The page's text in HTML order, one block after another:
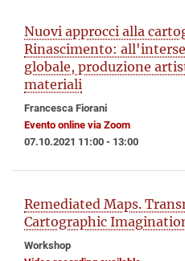
Nuovi approcci alla
Rinascimento:
globale, produzione
materiali
Francesca Fiorani
Evento online via Zoom
07.10.2021 11:00 - 13:00
Remediated Maps.
Cartographic
Workshop